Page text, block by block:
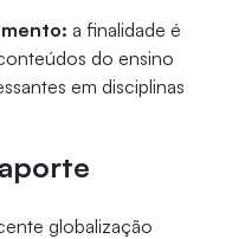
a finalidade é
do ensino
em disciplinas
globalização